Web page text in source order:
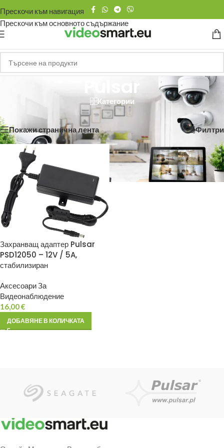
Прескочи към навигация
Прескочи към основното съдържание
Pulsar
Категории
Показване на единствения резултат
Покажи странична лента Филтри
Захранващ адаптер Pulsar
PSD12050 – 12V / 5A,
стабилизиран
Аксесоари За
Видеонаблюдение
16,00€
ДОБАВЯНЕ В КОЛИЧКАТА